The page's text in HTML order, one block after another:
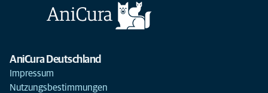
AniCura Deutschland
Impressum
Nutzungsbestimmungen